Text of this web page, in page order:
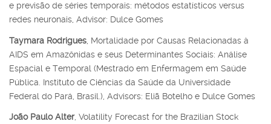
e previsão de séries temporais: métodos estatísticos versus
redes neuronais, Advisor: Dulce Gomes
Taymara Rodrigues , Mortalidade por Causas Relacionadas à
AIDS em Amazônidas e seus Determinantes Sociais: Análise
Espacial e Temporal (Mestrado em Enfermagem em Saúde
Pública. Instituto de Ciências da Saúde da Universidade
Federal do Pará, Brasil.), Advisors: Eliã Botelho e Dulce Gomes
João Paulo Alter, Volatility Forecast for the Brazilian Stock